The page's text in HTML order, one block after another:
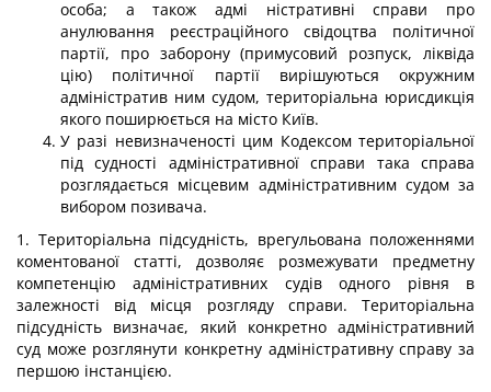
особа; а також адмі ністративні справи про
анулювання реєстраційного свідоцтва політичної
партії, про заборону (примусовий розпуск, ліквіда
цію) політичної партії вирішуються окружним
адміністратив ним судом, територіальна юрисдикція
якого поширюється на місто Київ.
У разі невизначеності цим Кодексом територіальної
під судності адміністративної справи така справа
розглядається місцевим адміністративним судом за
вибором позивача.
1. Територіальна підсудність, врегульована положеннями
коментованої статті, дозволяє розмежувати предметну
компетенцію адміністративних судів одного рівня в
залежності від місця розгляду справи. Територіальна
підсудність визначає, який конкретно адміністративний
суд може розглянути конкретну адміністративну справу за
першою інстанцією.